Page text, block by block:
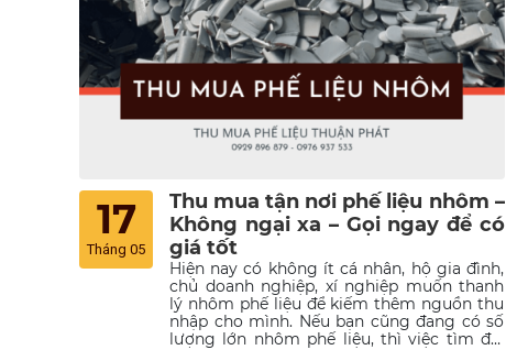
17
Tháng 05
Thu mua tận nơi phế liệu nhôm –
Không ngại xa – Gọi ngay để có
giá tốt
Hiện nay có không ít cá nhân, hộ gia đình,
chủ doanh nghiệp, xí nghiệp muốn thanh
lý nhôm phế liệu để kiếm thêm nguồn thu
nhập cho mình. Nếu bạn cũng đang có số
lượng lớn nhôm phế liệu, thì việc tìm địa